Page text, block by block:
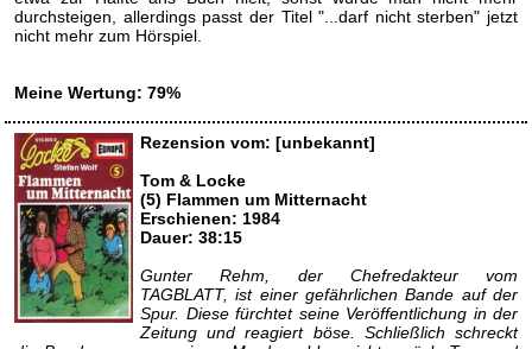
durchsteigen, allerdings passt der Titel "...darf nicht sterben" jetzt
nicht mehr zum Hörspiel.
Meine Wertung: 79%
Rezension vom: [unbekannt]
Tom & Locke
(5) Flammen um Mitternacht
Erschienen: 1984
Dauer: 38:15
Gunter Rehm, der Chefredakteur vom
TAGBLATT, ist einer gefährlichen Bande auf der
Spur. Diese fürchtet seine Veröffentlichung in der
Zeitung und reagiert böse. Schließlich schreckt